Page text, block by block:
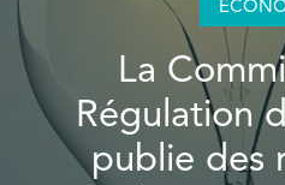
La
Régulation
publie des